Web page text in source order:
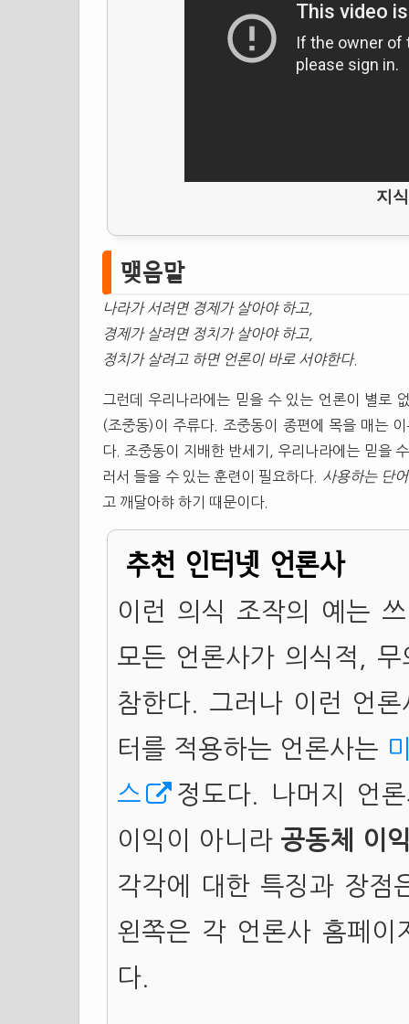
지
맺음말
나라가 서려면 경제가 살아야 하고,
경제가 살려면 정치가 살아야 하고,
정치가 살려고 하면 언론이 바로 서야한다.
그런데 우리나라에는 믿을 수 있는 언론이 별로
(조중동)이 주류다. 조중동이 종편에 목을 매는
다. 조중동이 지배한 반세기, 우리나라에는 믿을
러서 들을 수 있는 훈련이 필요하다. 사용하는 단
고 깨달아햐 하기 때문이다.
추천 인터넷 언론사
이런 의식 조작의 예는
모든 언론사가 의식적,
참한다. 그러나 이런 언
터를 적용하는 언론사는
스
정도다. 나머지 언론
이익이 아니라 공동체
이
각각에 대한 특징과 장점
왼쪽은 각 언론사 홈페이
다.